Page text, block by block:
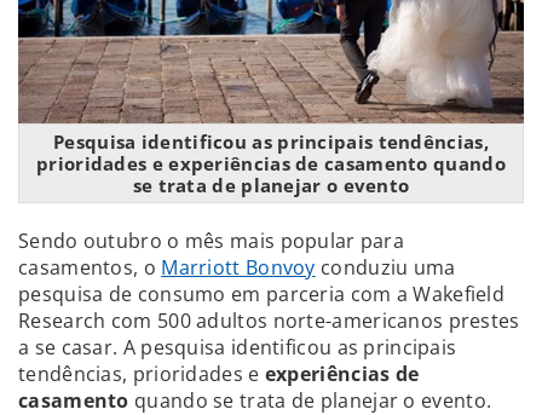
Pesquisa identificou as principais tendências,
prioridades e experiências de casamento quando
se trata de planejar o evento
Sendo outubro o mês mais popular para
casamentos, o Marriott Bonvoy conduziu uma
pesquisa de consumo em parceria com a Wakefield
Research com 500 adultos norte-americanos prestes
a se casar. A pesquisa identificou as principais
tendências, prioridades e experiências de
casamento quando se trata de planejar o evento.